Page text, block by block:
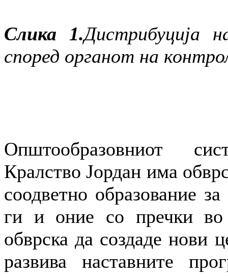
Слика 1.Дистрибуција
според органот на
Општообразовниот
Кралство Јордан има
соодветно образование
ги и оние со пречки во
обврска да создаде нови
развива наставните